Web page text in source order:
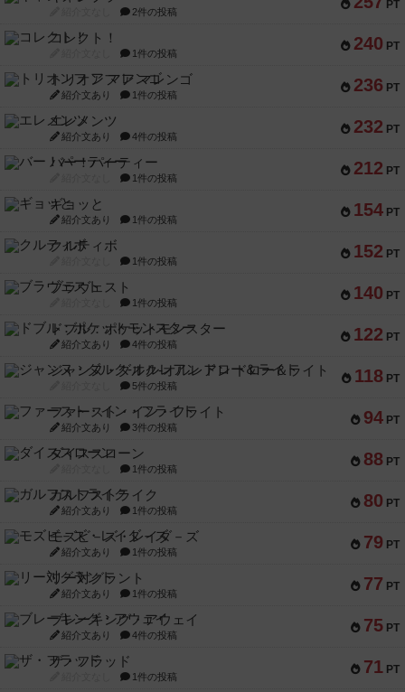
PT
2件の投稿
240 PT
コレクト！
1件の投稿
236 PT
トリオンフ ア マレンゴ
紹介文あり 1件の投稿
232 PT
エレメンツ
紹介文あり 4件の投稿
212 PT
バー！パーティー
1件の投稿
154 PT
ギョッと
紹介文あり 1件の投稿
152 PT
クルティボ
1件の投稿
140 PT
ブラヴェスト
1件の投稿
122 PT
ドブル：ポケットモンスター
紹介文あり 4件の投稿
118 PT
ジャンヌ・ダルク-オルレアン ドロー＆ライト
5件の投稿
94 PT
ファースト・イン・フライト
紹介文あり 3件の投稿
88 PT
ダイススローン
1件の投稿
80 PT
ガルフストライク
紹介文あり 1件の投稿
79 PT
モズビ－ズ・レイダ－ズ
紹介文あり 1件の投稿
77 PT
リー対グラント
紹介文あり 1件の投稿
75 PT
ブレーキング・アウェイ
紹介文あり 4件の投稿
71 PT
ザ・フラッド
1件の投稿